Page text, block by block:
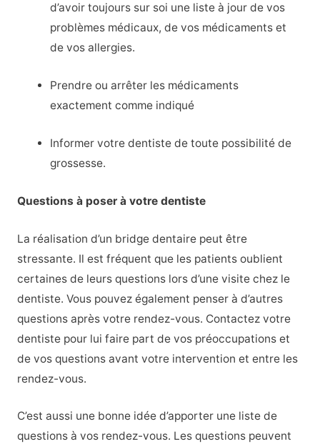
d’avoir toujours sur soi une liste à jour de vos
problèmes médicaux, de vos médicaments et
de vos allergies.
Prendre ou arrêter les médicaments
exactement comme indiqué
Informer votre dentiste de toute possibilité de
grossesse.
Questions à poser à votre dentiste
La réalisation d’un bridge dentaire peut être
stressante. Il est fréquent que les patients oublient
certaines de leurs questions lors d’une visite chez le
dentiste. Vous pouvez également penser à d’autres
questions après votre rendez-vous. Contactez votre
dentiste pour lui faire part de vos préoccupations et
de vos questions avant votre intervention et entre les
rendez-vous.
C’est aussi une bonne idée d’apporter une liste de
questions à vos rendez-vous. Les questions peuvent